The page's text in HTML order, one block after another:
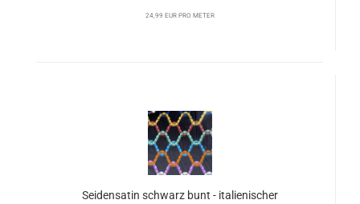
24,99 EUR pro Meter
Seidensatin schwarz bunt - italienischer